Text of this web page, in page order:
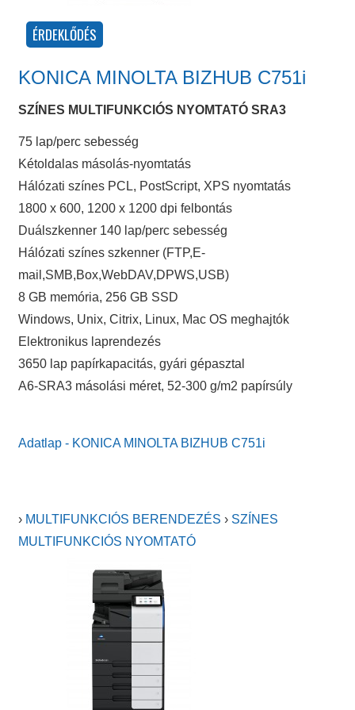
KONICA MINOLTA BIZHUB C751i
SZÍNES MULTIFUNKCIÓS NYOMTATÓ SRA3
75 lap/perc sebesség
Kétoldalas másolás-nyomtatás
Hálózati színes PCL, PostScript, XPS nyomtatás
1800 x 600, 1200 x 1200 dpi felbontás
Duálszkenner 140 lap/perc sebesség
Hálózati színes szkenner (FTP,E-
mail,SMB,Box,WebDAV,DPWS,USB)
8 GB memória, 256 GB SSD
Windows, Unix, Citrix, Linux, Mac OS meghajtók
Elektronikus laprendezés
3650 lap papírkapacitás, gyári gépasztal
A6-SRA3 másolási méret, 52-300 g/m2 papírsúly
Adatlap - KONICA MINOLTA BIZHUB C751i
› MULTIFUNKCIÓS BERENDEZÉS › SZÍNES
MULTIFUNKCIÓS NYOMTATÓ